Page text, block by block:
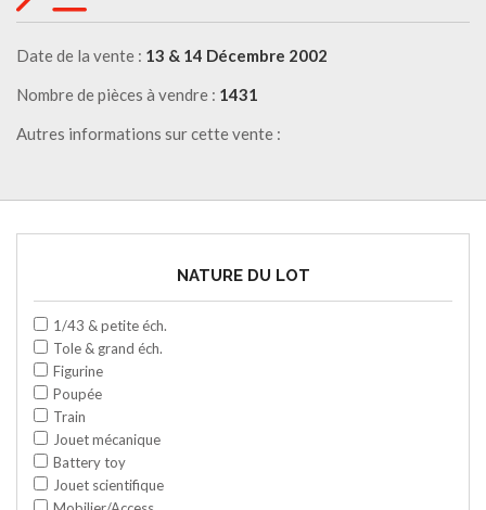
Date de la vente : 13 & 14 Décembre 2002
Nombre de pièces à vendre : 1431
Autres informations sur cette vente :
NATURE DU LOT
1/43 & petite éch.
Tole & grand éch.
Figurine
Poupée
Train
Jouet mécanique
Battery toy
Jouet scientifique